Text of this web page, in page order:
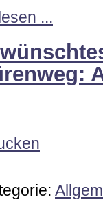
...